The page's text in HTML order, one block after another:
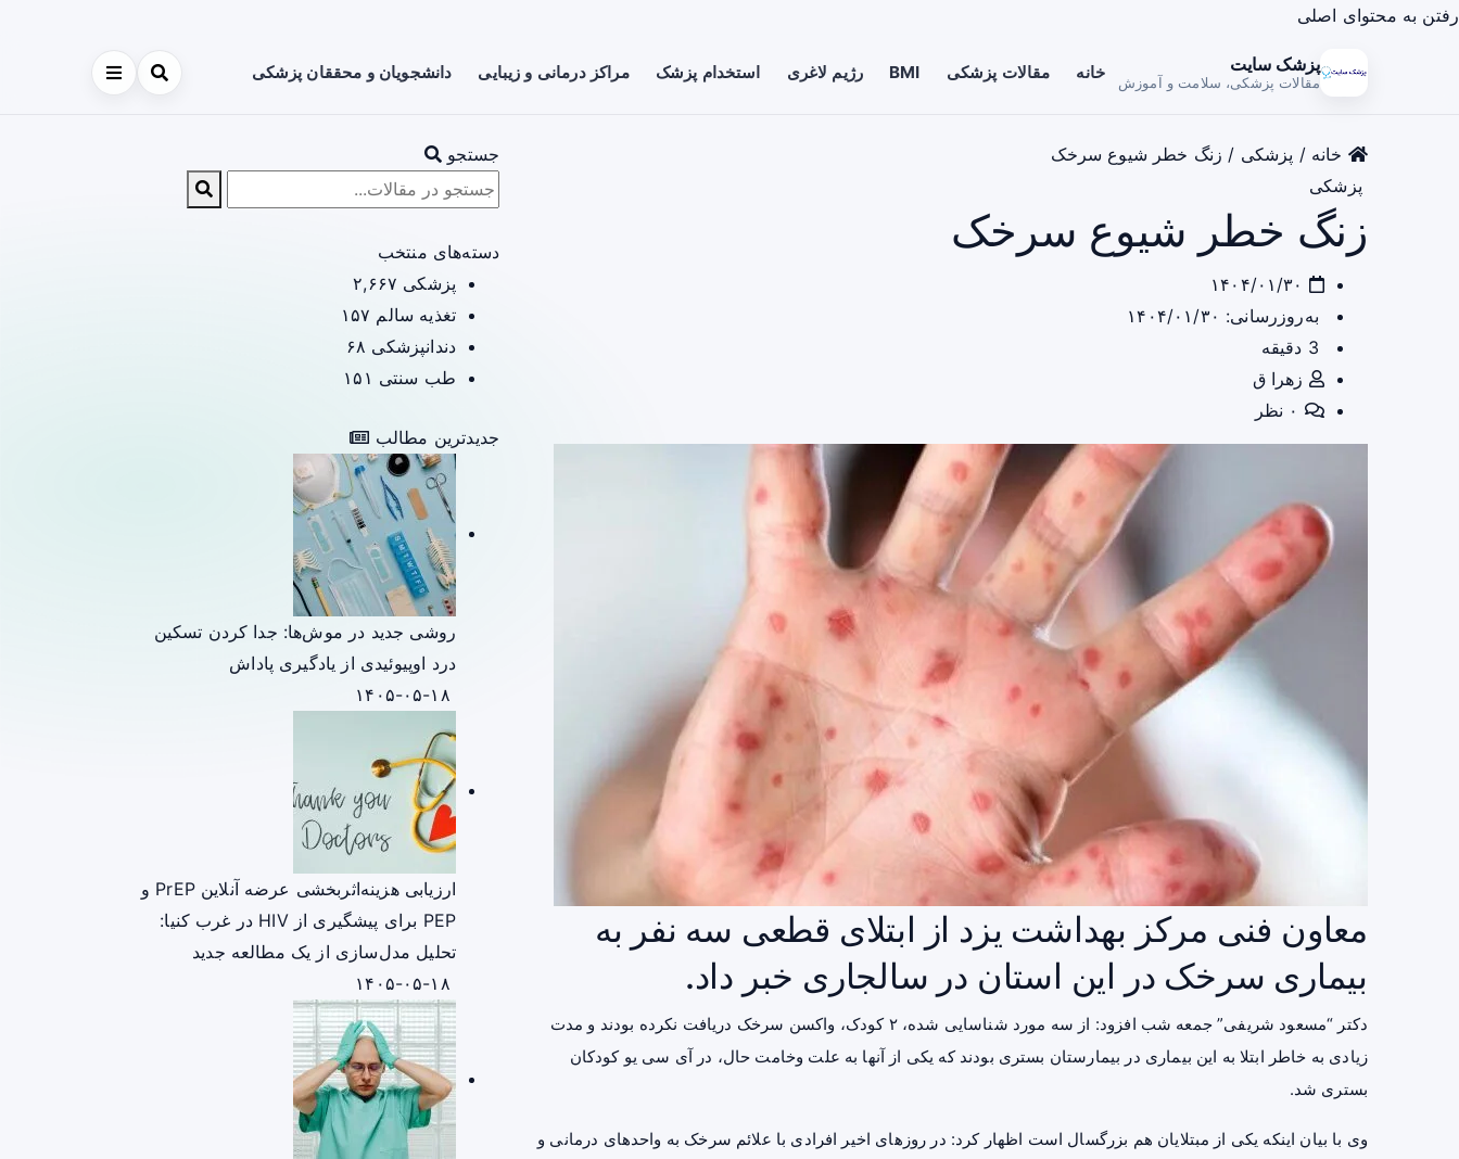
رفتن به محتوای اصلی
پزشک سایت
مقالات پزشکی، سلامت و آموزش خانه مقالات پزشکی BMI رژیم لاغری استخدام پزشک مراکز درمانی و زیبایی دانشجویان و محققان پزشکی
خانه / پزشکی / زنگ خطر شیوع سرخک
پزشکی
زنگ خطر شیوع سرخک
به‌روزرسانی: ۱۴۰۴/۰۱/۳۰
زهرا ق
معاون فنی مرکز بهداشت یزد از ابتلای قطعی سه نفر به
بیماری سرخک در این استان در سالجاری خبر داد.
دکتر “مسعود شریفی” جمعه شب افزود: از سه مورد شناسایی شده، ۲ کودک، واکسن سرخک دریافت نکرده بودند و مدت
زیادی به خاطر ابتلا به این بیماری در بیمارستان بستری بودند که یکی از آنها به علت وخامت حال، در آی سی یو کودکان
بستری شد.
وی با بیان اینکه یکی از مبتلایان هم بزرگسال است اظهار کرد: در روزهای اخیر افرادی با علائم سرخک به واحدهای درمانی و
جستجو
دسته‌های منتخب
پزشکی ۲,۶۶۷
تغذیه سالم ۱۵۷
دندانپزشکی ۶۸
طب سنتی ۱۵۱
جدیدترین مطالب
روشی جدید در موش‌ها: جدا کردن تسکین
درد اوپیوئیدی از یادگیری پاداش
ارزیابی هزینه‌اثربخشی عرضه آنلاین PrEP و
PEP برای پیشگیری از HIV در غرب کنیا:
تحلیل مدل‌سازی از یک مطالعه جدید